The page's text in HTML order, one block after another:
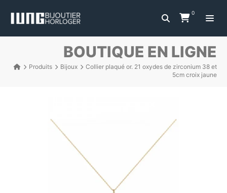
0
BOUTIQUE EN LIGNE
Produits Bijoux
Collier plaqué or. 21 oxydes de zirconium 38 et
5cm croix jaune